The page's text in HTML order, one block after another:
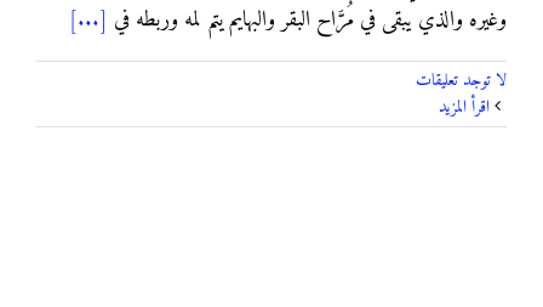
وغيره والذي يبقى في مُرَّاح البقر والبهايم يتم لمه وربطه في [...]
لا توجد تعليقات